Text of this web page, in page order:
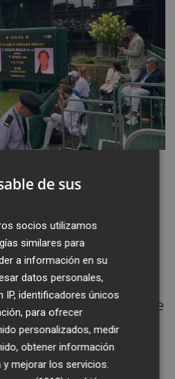
el dicho de que
solo cambia de ritmo",
de las pistas del
y Croquet
buena muestra de su
años, la jugadora del
Los Balcones
sigue
optimismo.
ViudayDavid
entre otros
de sus
socios utilizamos
similares para
a información en su
datos personales,
IP, identificadores únicos
para ofrecer
personalizados, medir
obtener información
y mejorar los servicios.